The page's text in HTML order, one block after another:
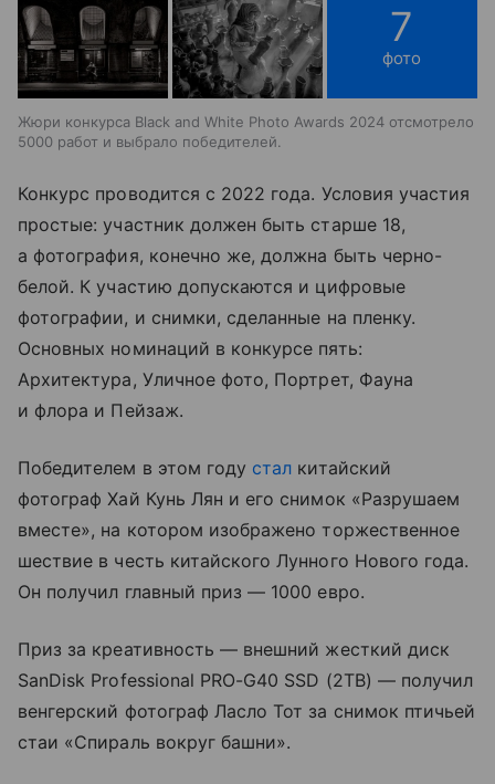
7
фото
Жюри конкурса Black and White Photo Awards 2024 отсмотрело
5000 работ и выбрало победителей.
Конкурс проводится с 2022 года. Условия участия
простые: участник должен быть старше 18,
а фотография, конечно же, должна быть черно-
белой. К участию допускаются и цифровые
фотографии, и снимки, сделанные на пленку.
Основных номинаций в конкурсе пять:
Архитектура, Уличное фото, Портрет, Фауна
и флора и Пейзаж.
Победителем в этом году стал китайский
фотограф Хай Кунь Лян и его снимок «Разрушаем
вместе», на котором изображено торжественное
шествие в честь китайского Лунного Нового года.
Он получил главный приз — 1000 евро.
Приз за креативность — внешний жесткий диск
SanDisk Professional PRO-G40 SSD (2TB) — получил
венгерский фотограф Ласло Тот за снимок птичьей
стаи «Спираль вокруг башни».